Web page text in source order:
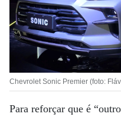
Chevrolet Sonic Premier (foto:
Para reforçar que é